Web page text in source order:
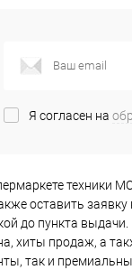
Я согласен на
техники
оставить заявку
до пункта
хиты продаж, а
так и